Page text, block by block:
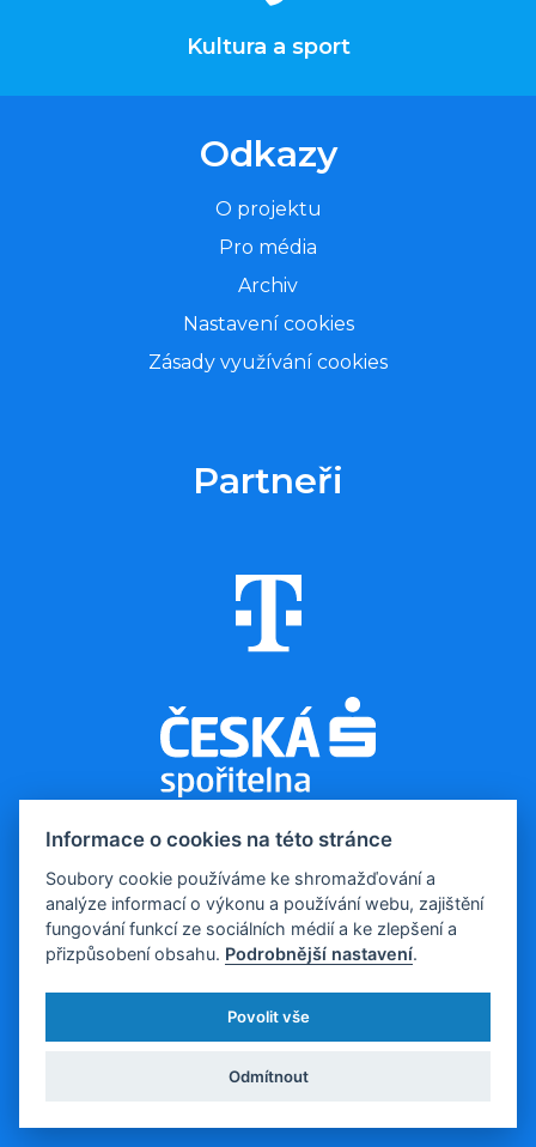
Kultura a sport
Odkazy
O projektu
Pro média
Archiv
Nastavení cookies
Zásady využívání cookies
Partneři
© 2026, Evropa v datech
Kontakt pro média:tomas.odstrcil@dfmg.cz
Sociální sítě:
Všechna data poskytujeme volně ke stažení a k následné
Informace o cookies na této stránce
Soubory cookie používáme ke shromažďování a
analýze informací o výkonu a používání webu, zajištění
fungování funkcí ze sociálních médií a ke zlepšení a
přizpůsobení obsahu. Podrobnější nastavení.
Povolit vše
Odmítnout